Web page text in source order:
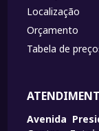
Localização
Orçamento
Tabela de
Avenida